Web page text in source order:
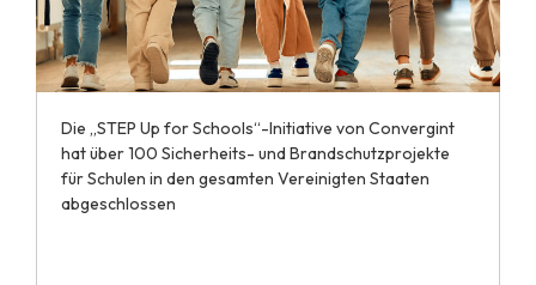
Die „STEP Up for Schools“-Initiative von Convergint
hat über 100 Sicherheits- und Brandschutzprojekte
für Schulen in den gesamten Vereinigten Staaten
abgeschlossen